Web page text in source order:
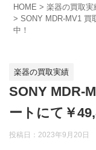
HOME
楽器の買取実
SONY MDR-MV1 買
中！
楽器の買取実績
SONY MDR-
ートにて￥
投稿日：2023年9月20日